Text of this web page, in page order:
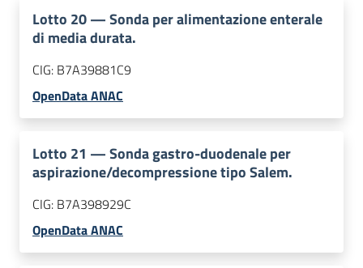
Lotto 20—Sonda per alimentazione enterale
di media durata.
CIG: B7A39881C9
OpenData ANAC
Lotto 21 —Sonda gastro-duodenale per
aspirazione/decompressione tipo Salem.
CIG: B7A398929C
OpenData ANAC